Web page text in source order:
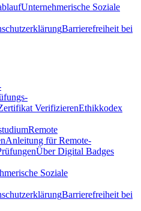
Unternehmerische Soziale
Barrierefreiheit bei
VerifizierenEthikkodex
Remote
Anleitung für Remote-
Über Digital Badges
Soziale
Barrierefreiheit bei